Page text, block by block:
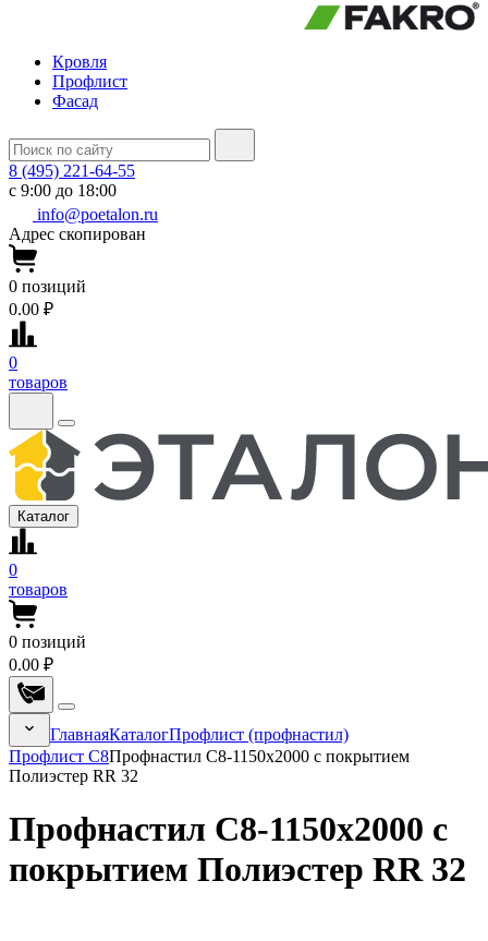
Кровля
Профлист
Фасад
8 (495) 221-64-55
с 9:00 до 18:00
info@poetalon.ru
Адрес скопирован
0 позиций
0.00 ₽
0
товаров
Каталог
0
товаров
0 позиций
0.00 ₽
ГлавнаяКаталогПрофлист (профнастил)
Профлист С8Профнастил С8-1150x2000 с покрытием
Полиэстер RR 32
Профнастил С8-1150x2000 с
покрытием Полиэстер RR 32